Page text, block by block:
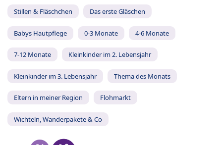
Stillen & Fläschchen Das erste Gläschen
Babys Hautpflege 0-3 Monate 4-6 Monate
7-12 Monate Kleinkinder im 2. Lebensjahr
Kleinkinder im 3. Lebensjahr Thema des Monats
Eltern in meiner Region Flohmarkt
Wichteln, Wanderpakete & Co